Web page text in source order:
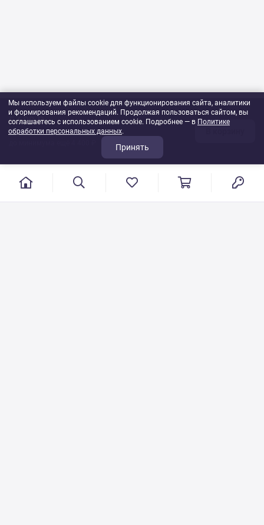
5 600 ₽
35шт
Мы используем файлы cookie для функционирования сайта, аналитики
и формирования рекомендаций. Продолжая пользоваться сайтом, вы
соглашаетесь с использованием cookie. Подробнее — в Политике
обработки персональных данных.
Принять